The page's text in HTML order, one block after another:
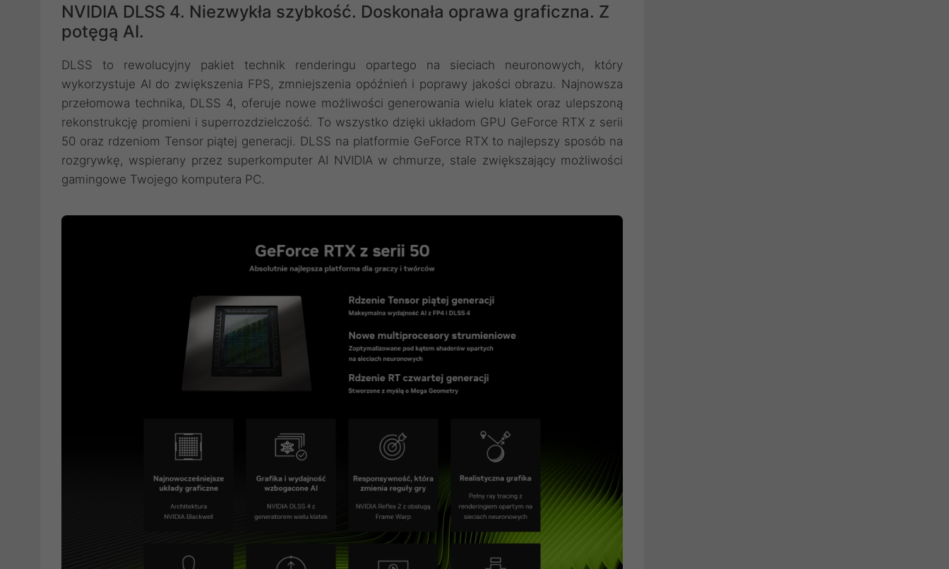
NVIDIA DLSS 4. Niezwykła szybkość. Doskonała oprawa graficzna. Z
potęgą AI.
DLSS to rewolucyjny pakiet technik renderingu opartego na sieciach neuronowych, który
wykorzystuje AI do zwiększenia FPS, zmniejszenia opóźnień i poprawy jakości obrazu. ‌Najnowsza
przełomowa technika, DLSS 4, oferuje nowe możliwości generowania wielu klatek oraz ulepszoną
rekonstrukcję promieni i superrozdzielczość. To wszystko dzięki układom GPU GeForce RTX z serii
50 oraz rdzeniom Tensor piątej generacji. DLSS na platformie GeForce RTX to najlepszy sposób na
rozgrywkę, wspierany przez superkomputer AI NVIDIA w chmurze, stale zwiększający możliwości
gamingowe Twojego komputera PC.